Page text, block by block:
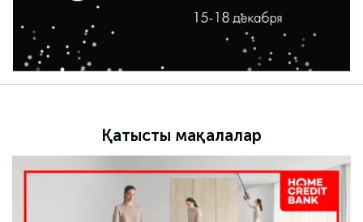
Қатысты мақалалар